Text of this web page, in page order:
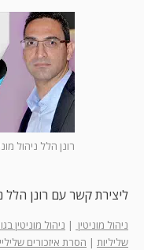
רונן הלל ניהול
ליצירת קשר עם רונן הלל
ניהול מוניטין | ניהול מוניטין
שליליות | הסרת איזכורים